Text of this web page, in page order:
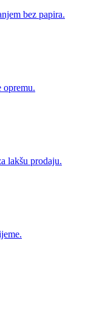
bez papira.
opremu.
lakšu prodaju.